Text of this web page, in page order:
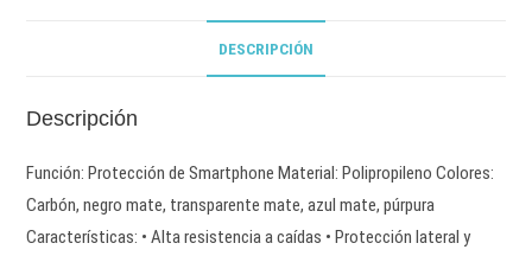
DESCRIPCIÓN
Descripción
Función: Protección de Smartphone Material: Polipropileno Colores:
Carbón, negro mate, transparente mate, azul mate, púrpura
Características: • Alta resistencia a caídas • Protección lateral y